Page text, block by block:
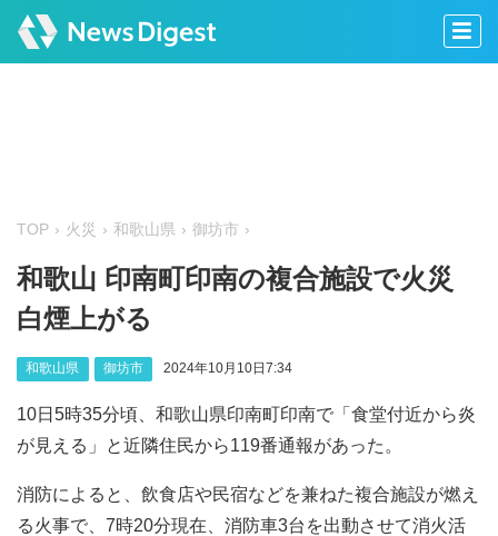
TOP 火災 和歌山県 御坊市
和歌山 印南町印南の複合施設で火災
白煙上がる
和歌山県 御坊市 2024年10月10日7:34
10日5時35分頃、和歌山県印南町印南で「食堂付近から炎
が見える」と近隣住民から119番通報があった。
消防によると、飲食店や民宿などを兼ねた複合施設が燃え
る火事で、7時20分現在、消防車3台を出動させて消火活